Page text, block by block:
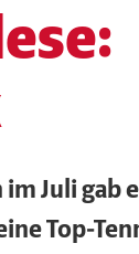
Juli gab
Top-